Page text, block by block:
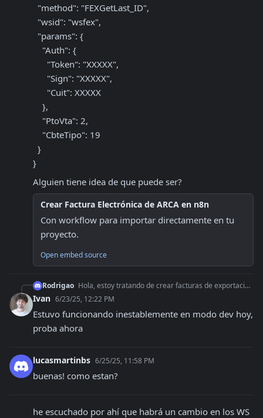
}
Alguien tiene idea de que puede ser?
Crear Factura Electrónica de ARCA en n8n
Con workflow para importar directamente en tu
proyecto.
Open embed source
Rodrigao Hola, estoy tratando de crear facturas de exportacion desde n8n. Estoy siguiendo esta documentación: https://afipsdk.com/blog/crear-factura-electronica-de-arca-
Ivan 6/23/25, 12:22 PM
Estuvo funcionando inestablemente en modo dev hoy,
proba ahora
lucasmartinbs 6/25/25, 11:58 PM
buenas! como estan?
he escuchado por ahí que habrá un cambio en los WS